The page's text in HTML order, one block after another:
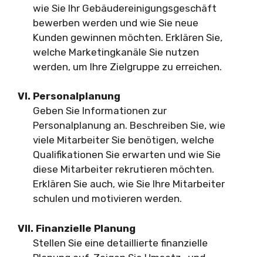
wie Sie Ihr Gebäudereinigungsgeschäft
bewerben werden und wie Sie neue
Kunden gewinnen möchten. Erklären Sie,
welche Marketingkanäle Sie nutzen
werden, um Ihre Zielgruppe zu erreichen.
VI. Personalplanung
Geben Sie Informationen zur
Personalplanung an. Beschreiben Sie, wie
viele Mitarbeiter Sie benötigen, welche
Qualifikationen Sie erwarten und wie Sie
diese Mitarbeiter rekrutieren möchten.
Erklären Sie auch, wie Sie Ihre Mitarbeiter
schulen und motivieren werden.
VII. Finanzielle Planung
Stellen Sie eine detaillierte finanzielle